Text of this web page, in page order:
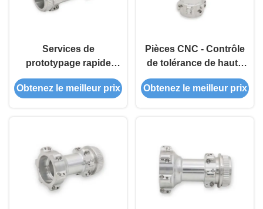
Services de
prototypage rapide
CNC de précision
Tolérance
Obtenez le meilleur prix
Pièces CNC - Contrôle
de tolérance de haute
précision (±0,005 mm)
Services OEM
Personnalisation de
fixations Certification
ISO 9001 Services de
prototypage rapide
Obtenez le meilleur prix